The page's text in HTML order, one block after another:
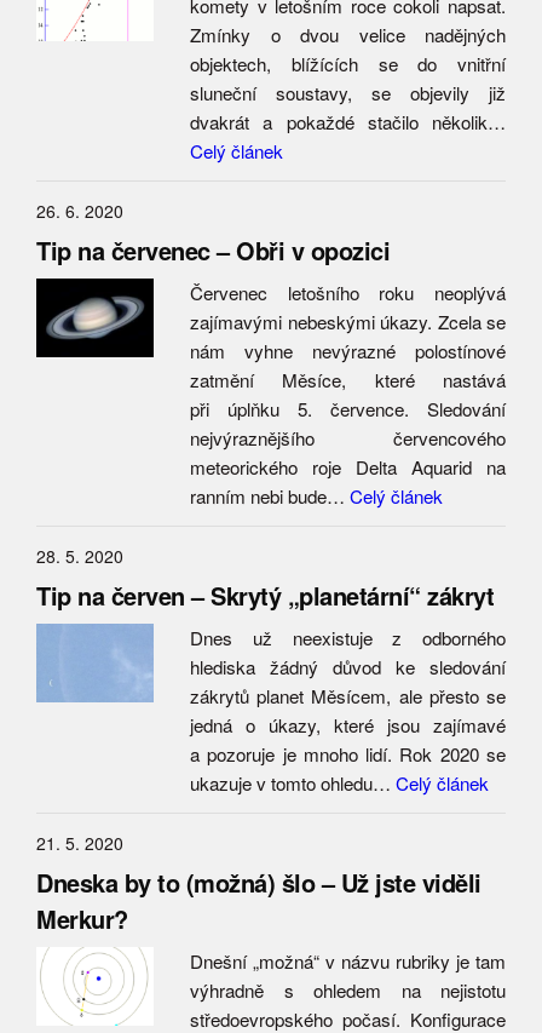
komety v letošním roce cokoli napsat.
Zmínky o dvou velice nadějných
objektech, blížících se do vnitřní
sluneční soustavy, se objevily již
dvakrát a pokaždé stačilo několik…
Celý článek
26. 6. 2020
Tip na červenec – Obři v opozici
Červenec letošního roku neoplývá
zajímavými nebeskými úkazy. Zcela se
nám vyhne nevýrazné polostínové
zatmění Měsíce, které nastává
při úplňku 5. července. Sledování
nejvýraznějšího červencového
meteorického roje Delta Aquarid na
ranním nebi bude… Celý článek
28. 5. 2020
Tip na červen – Skrytý „planetární“ zákryt
Dnes už neexistuje z odborného
hlediska žádný důvod ke sledování
zákrytů planet Měsícem, ale přesto se
jedná o úkazy, které jsou zajímavé
a pozoruje je mnoho lidí. Rok 2020 se
ukazuje v tomto ohledu… Celý článek
21. 5. 2020
Dneska by to (možná) šlo – Už jste viděli
Merkur?
Dnešní „možná“ v názvu rubriky je tam
výhradně s ohledem na nejistotu
středoevropského počasí. Konfigurace